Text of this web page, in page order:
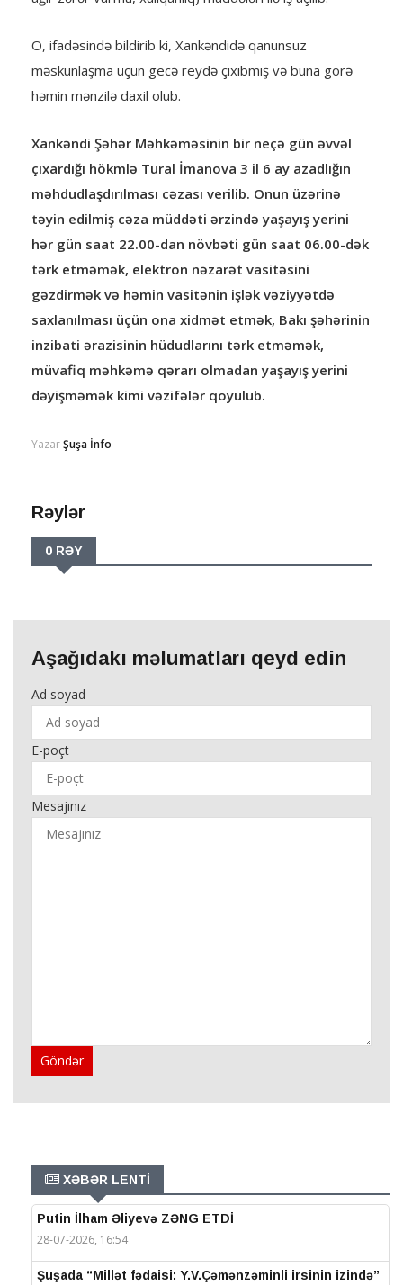
O, ifadəsində bildirib ki, Xankəndidə qanunsuz
məskunlaşma üçün gecə reydə çıxıbmış və buna görə
həmin mənzilə daxil olub.
Xankəndi Şəhər Məhkəməsinin bir neçə gün əvvəl
çıxardığı hökmlə Tural İmanova 3 il 6 ay azadlığın
məhdudlaşdırılması cəzası verilib. Onun üzərinə
təyin edilmiş cəza müddəti ərzində yaşayış yerini
hər gün saat 22.00-dan növbəti gün saat 06.00-dək
tərk etməmək, elektron nəzarət vasitəsini
gəzdirmək və həmin vasitənin işlək vəziyyətdə
saxlanılması üçün ona xidmət etmək, Bakı şəhərinin
inzibati ərazisinin hüdudlarını tərk etməmək,
müvafiq məhkəmə qərarı olmadan yaşayış yerini
dəyişməmək kimi vəzifələr qoyulub.
YazarŞuşa İnfo
Rəylər
0 RƏY
Aşağıdakı məlumatları qeyd edin
Ad soyad
E-poçt
Mesajınız
Göndər
XƏBƏR LENTİ
Putin İlham Əliyevə ZƏNG ETDİ
28-07-2026, 16:54
Şuşada “Millət fədaisi: Y.V.Çəmənzəminli irsinin izində”